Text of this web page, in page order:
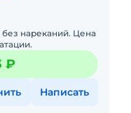
нареканий. Цена
₽
Написать